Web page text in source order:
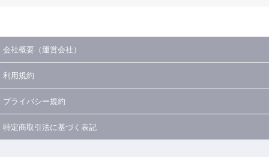
会社概要（運営会社）
利用規約
プライバシー規約
特定商取引法に基づく表記